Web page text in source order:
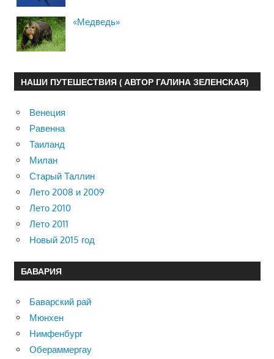
«Медведь»
НАШИ ПУТЕШЕСТВИЯ ( АВТОР ГАЛИНА ЗЕЛЕНСКАЯ)
Венеция
Равенна
Таиланд
Милан
Старый Таллин
Лето 2008 и 2009
Лето 2010
Лето 2011
Новый 2015 год
БАВАРИЯ
Баварский рай
Мюнхен
Нимфенбург
Обераммергау